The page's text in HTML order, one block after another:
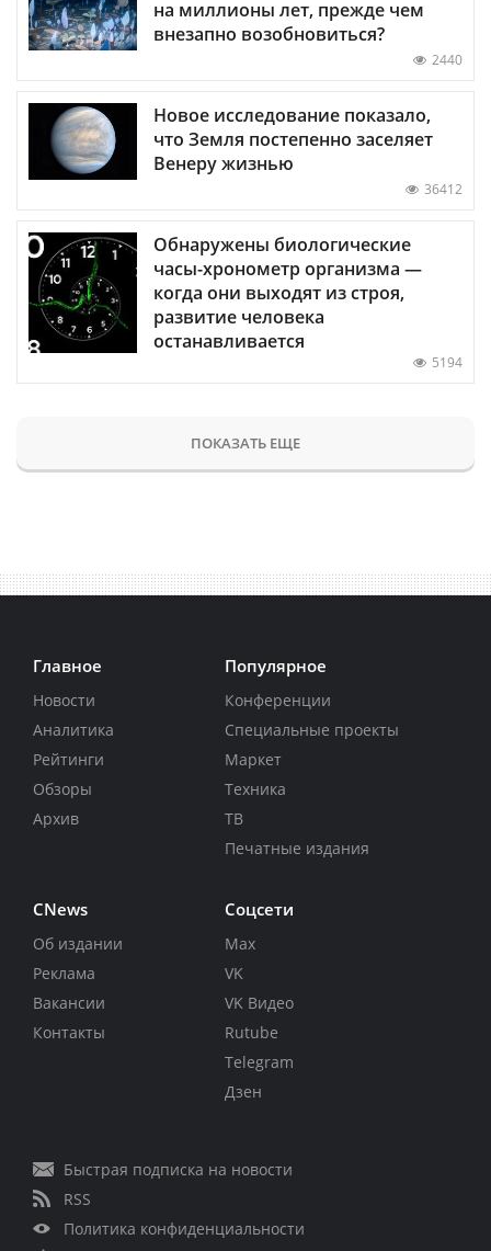
на миллионы лет, прежде чем
внезапно возобновиться?
2440
Новое исследование показало,
что Земля постепенно заселяет
Венеру жизнью
36412
Обнаружены биологические
часы-хронометр организма —
когда они выходят из строя,
развитие человека
останавливается
5194
ПОКАЗАТЬ ЕЩЕ
Главное
Новости
Аналитика
Рейтинги
Обзоры
Архив
Популярное
Конференции
Специальные проекты
Маркет
Техника
ТВ
Печатные издания
CNews
Об издании
Реклама
Вакансии
Контакты
Соцсети
Max
VK
VK Видео
Rutube
Telegram
Дзен
Быстрая подписка на новости
RSS
Политика конфиденциальности